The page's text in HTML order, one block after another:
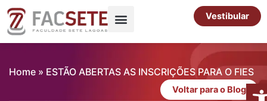
para
Vestibular
Home » ESTÃO ABERTAS AS INSCRIÇÕES PARA O FIES
Voltar para o Blog